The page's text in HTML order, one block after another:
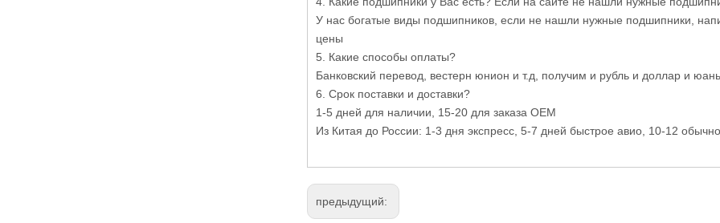
У нас богатые виды подшипников, если не нашли нужные подшипники,
цены
5. Какие способы оплаты?
Банковский перевод, вестерн юнион и т.д, получим и рубль и доллар и юань
6. Срок поставки и доставки?
1-5 дней для наличии, 15-20 для заказа OEM
Из Китая до России: 1-3 дня экспресс, 5-7 дней быстрое авио, 10-12
предыдущий: